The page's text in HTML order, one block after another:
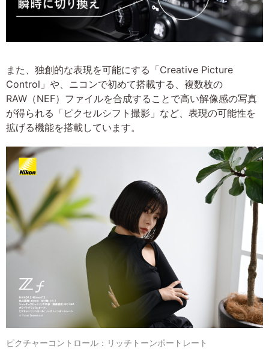
また、独創的な表現を可能にする「Creative Picture
Control」や、ニコンで初めて搭載する、複数枚の
RAW（NEF）ファイルを合成することで高い解像感の写真
が得られる「ピクセルシフト撮影」など、表現の可能性を
拡げる機能を搭載しています。
ピクチャーコントロール：リッチトーンポートレート